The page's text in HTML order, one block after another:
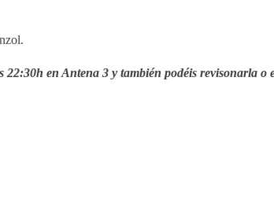
22:30h en Antena 3 y también podéis revisonarla